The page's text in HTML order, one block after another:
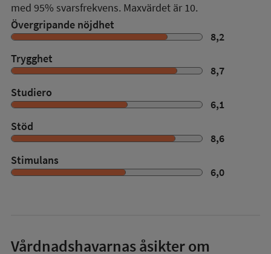
med 95% svarsfrekvens. Maxvärdet är 10.
Övergripande nöjdhet
8,2
Trygghet
8,7
Studiero
6,1
Stöd
8,6
Stimulans
6,0
Vårdnadshavarnas åsikter om